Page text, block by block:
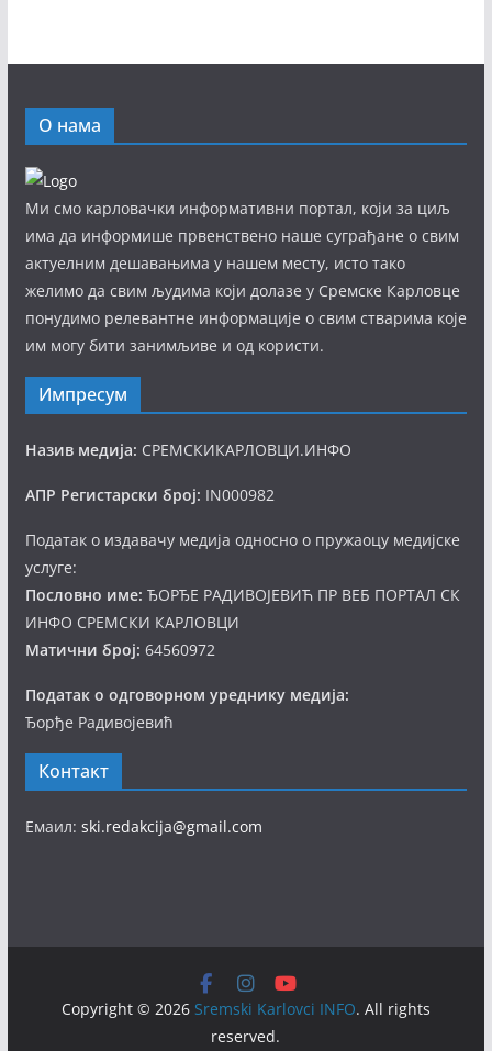
О нама
Ми смо карловачки информативни портал, који за циљ
има да информише првенствено наше суграђане о свим
актуелним дешавањима у нашем месту, исто тако
желимо да свим људима који долазе у Сремске Карловце
понудимо релевантне информације о свим стварима које
им могу бити занимљиве и од користи.
Импресум
Назив медија: СРЕМСКИКАРЛОВЦИ.ИНФО
АПР Регистарски број: IN000982
Податак о издавачу медија односно о пружаоцу медијске
услуге:
Пословно име: ЂОРЂЕ РАДИВОЈЕВИЋ ПР ВЕБ ПОРТАЛ СК
ИНФО СРЕМСКИ КАРЛОВЦИ
Матични број: 64560972
Податак о одговорном уреднику медија:
Ђорђе Радивојевић
Контакт
Емаил: ski.redakcija@gmail.com
Copyright © 2026 Sremski Karlovci INFO. All rights
reserved.